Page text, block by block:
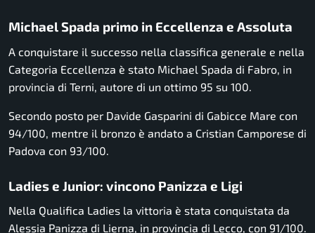
Michael Spada primo in Eccellenza e Assoluta
A conquistare il successo nella classifica generale e nella
Categoria Eccellenza è stato Michael Spada di Fabro, in
provincia di Terni, autore di un ottimo 95 su 100.
Secondo posto per Davide Gasparini di Gabicce Mare con
94/100, mentre il bronzo è andato a Cristian Camporese di
Padova con 93/100.
Ladies e Junior: vincono Panizza e Ligi
Nella Qualifica Ladies la vittoria è stata conquistata da
Alessia Panizza di Lierna, in provincia di Lecco, con 91/100.